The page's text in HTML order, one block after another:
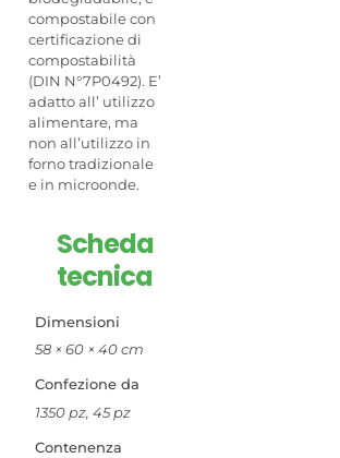
compostabile con
certificazione di
compostabilità
(DIN N°7P0492). E’
adatto all’ utilizzo
alimentare, ma
non all’utilizzo in
forno tradizionale
e in microonde.
Scheda
tecnica
Dimensioni
58 × 60 × 40 cm
Confezione da
1350 pz, 45 pz
Contenenza